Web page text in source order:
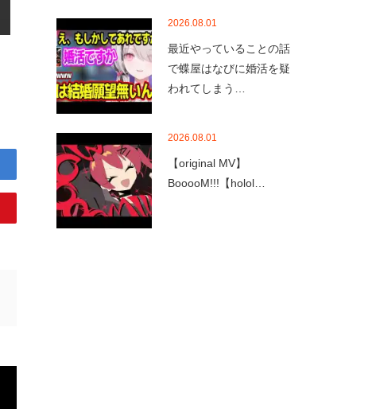
2026.08.01
最近やっていることの話
で蝶屋はなびに婚活を疑
われてしまう…
2026.08.01
【original MV】
BooooM!!!【holol…